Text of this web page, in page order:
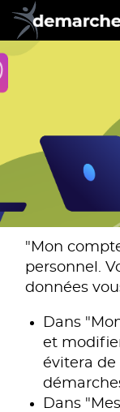
"Mon
personnel.
données
Dans
et
évitera de
Dans